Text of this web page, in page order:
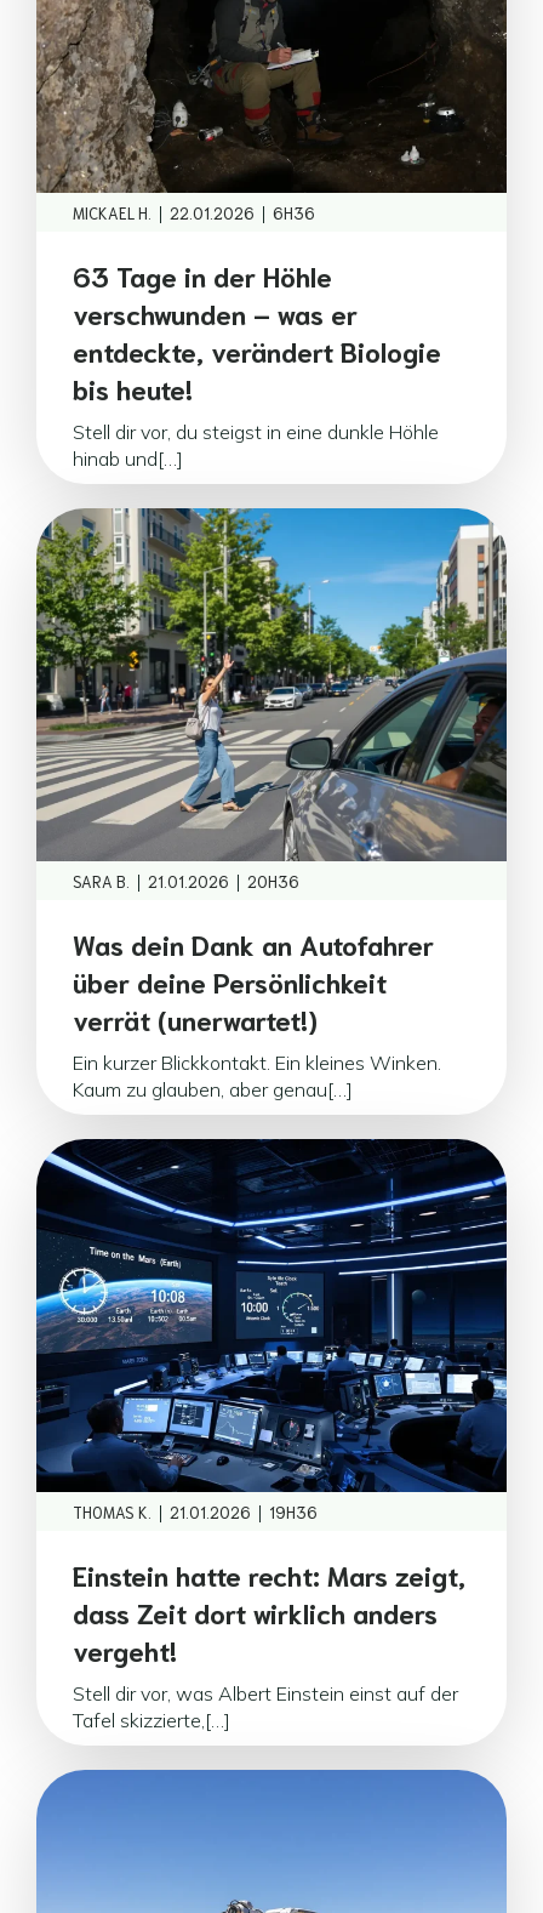
MICKAEL H. | 22.01.2026 | 6H36
63 Tage in der Höhle
verschwunden – was er
entdeckte, verändert Biologie
bis heute!
Stell dir vor, du steigst in eine dunkle Höhle
hinab und[…]
SARA B. | 21.01.2026 | 20H36
Was dein Dank an Autofahrer
über deine Persönlichkeit
verrät (unerwartet!)
Ein kurzer Blickkontakt. Ein kleines Winken.
Kaum zu glauben, aber genau[…]
THOMAS K. | 21.01.2026 | 19H36
Einstein hatte recht: Mars zeigt,
dass Zeit dort wirklich anders
vergeht!
Stell dir vor, was Albert Einstein einst auf der
Tafel skizzierte,[…]